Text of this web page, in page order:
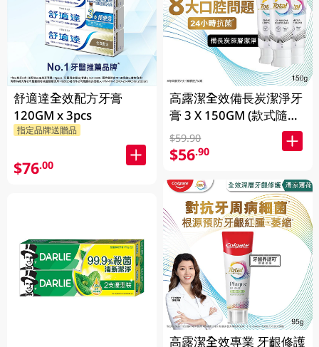
舒適達全效配方牙膏
120GM x 3pcs
指定品牌送贈品
$76.00
高露潔全效備長炭潔淨牙
膏 3 X 150GM (款式隨機
發送)
$59.90
$56.90
高露潔全效專業 牙齦修護